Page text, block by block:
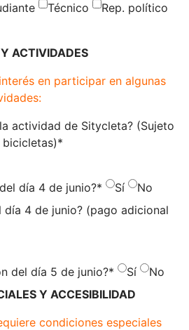
Técnico
Rep. político
ACTIVIDADES
en participar en algunas
actividad de Sitycleta? (Sujeto
*
día 4 de junio?* Sí
No
día 4 de junio? (pago adicional
del día 5 de junio?* Sí
No
Y ACCESIBILIDAD
condiciones especiales